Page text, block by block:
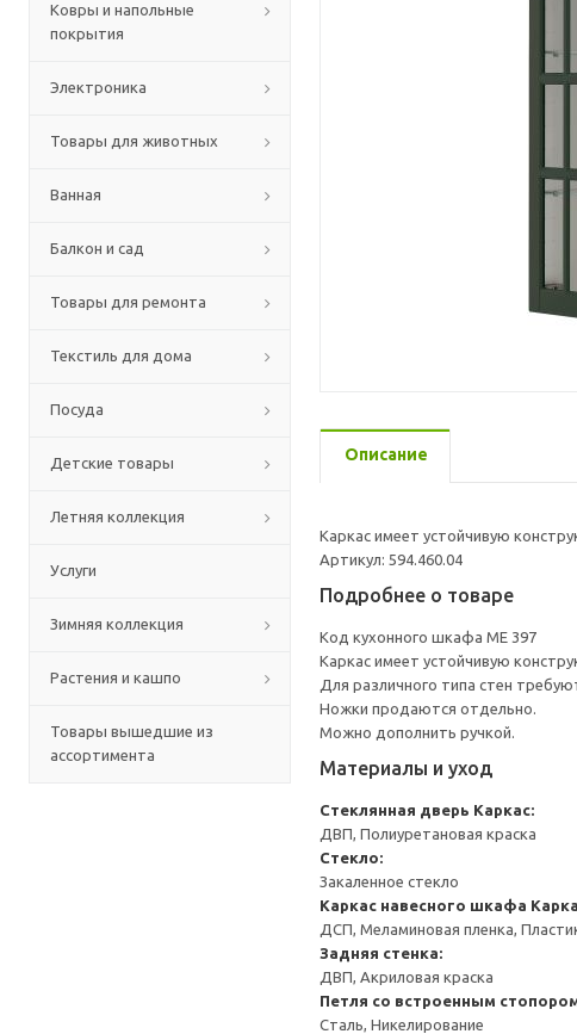
Ковры и напольные
покрытия
Электроника
Товары для животных
Ванная
Балкон и сад
Товары для ремонта
Текстиль для дома
Посуда
Детские товары
Летняя коллекция
Услуги
Зимняя коллекция
Растения и кашпо
Товары вышедшие из
ассортимента
Описание
Каркас имеет устойчивую
Артикул: 594.460.04
Подробнее о товаре
Код кухонного шкафа ME 397
Каркас имеет устойчивую
Для различного типа стен
Ножки продаются отдельно.
Можно дополнить ручкой.
Материалы и уход
Стеклянная дверь Каркас:
ДВП, Полиуретановая краска
Стекло:
Закаленное стекло
Каркас навесного шкафа
ДСП, Меламиновая пленка,
Задняя стенка:
ДВП, Акриловая краска
Петля со встроенным
Сталь, Никелирование